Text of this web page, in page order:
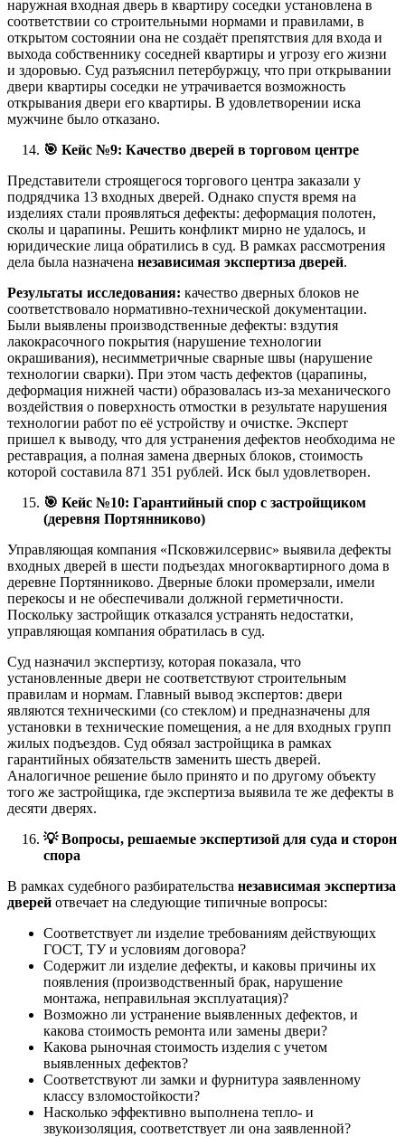
наружная входная дверь в квартиру соседки установлена в
соответствии со строительными нормами и правилами, в
открытом состоянии она не создаёт препятствия для входа и
выхода собственнику соседней квартиры и угрозу его жизни
и здоровью. Суд разъяснил петербуржцу, что при открывании
двери квартиры соседки не утрачивается возможность
открывания двери его квартиры. В удовлетворении иска
мужчине было отказано.
🎯 Кейс №9: Качество дверей в торговом центре
Представители строящегося торгового центра заказали у
подрядчика 13 входных дверей. Однако спустя время на
изделиях стали проявляться дефекты: деформация полотен,
сколы и царапины. Решить конфликт мирно не удалось, и
юридические лица обратились в суд. В рамках рассмотрения
дела была назначена независимая экспертиза дверей.
Результаты исследования: качество дверных блоков не
соответствовало нормативно-технической документации.
Были выявлены производственные дефекты: вздутия
лакокрасочного покрытия (нарушение технологии
окрашивания), несимметричные сварные швы (нарушение
технологии сварки). При этом часть дефектов (царапины,
деформация нижней части) образовалась из-за механического
воздействия о поверхность отмостки в результате нарушения
технологии работ по её устройству и очистке. Эксперт
пришел к выводу, что для устранения дефектов необходима не
реставрация, а полная замена дверных блоков, стоимость
которой составила 871 351 рублей. Иск был удовлетворен.
🎯 Кейс №10: Гарантийный спор с застройщиком
(деревня Портянниково)
Управляющая компания «Псковжилсервис» выявила дефекты
входных дверей в шести подъездах многоквартирного дома в
деревне Портянниково. Дверные блоки промерзали, имели
перекосы и не обеспечивали должной герметичности.
Поскольку застройщик отказался устранять недостатки,
управляющая компания обратилась в суд.
Суд назначил экспертизу, которая показала, что
установленные двери не соответствуют строительным
правилам и нормам. Главный вывод экспертов: двери
являются техническими (со стеклом) и предназначены для
установки в технические помещения, а не для входных групп
жилых подъездов. Суд обязал застройщика в рамках
гарантийных обязательств заменить шесть дверей.
Аналогичное решение было принято и по другому объекту
того же застройщика, где экспертиза выявила те же дефекты в
десяти дверях.
💡Вопросы, решаемые экспертизой для суда и сторон
спора
В рамках судебного разбирательства независимая экспертиза
дверей отвечает на следующие типичные вопросы:
Соответствует ли изделие требованиям действующих
ГОСТ, ТУ и условиям договора?
Содержит ли изделие дефекты, и каковы причины их
появления (производственный брак, нарушение
монтажа, неправильная эксплуатация)?
Возможно ли устранение выявленных дефектов, и
какова стоимость ремонта или замены двери?
Какова рыночная стоимость изделия с учетом
выявленных дефектов?
Соответствуют ли замки и фурнитура заявленному
классу взломостойкости?
Насколько эффективно выполнена тепло- и
звукоизоляция, соответствует ли она заявленной?